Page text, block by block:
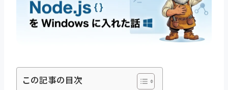
この記事の目次